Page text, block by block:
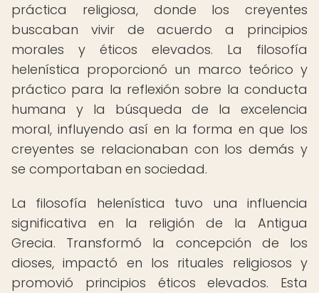
práctica religiosa, donde los creyentes
buscaban vivir de acuerdo a principios
morales y éticos elevados. La filosofía
helenística proporcionó un marco teórico y
práctico para la reflexión sobre la conducta
humana y la búsqueda de la excelencia
moral, influyendo así en la forma en que los
creyentes se relacionaban con los demás y
se comportaban en sociedad.
La filosofía helenística tuvo una influencia
significativa en la religión de la Antigua
Grecia. Transformó la concepción de los
dioses, impactó en los rituales religiosos y
promovió principios éticos elevados. Esta